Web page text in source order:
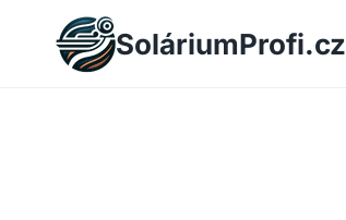
SoláriumProfi.cz